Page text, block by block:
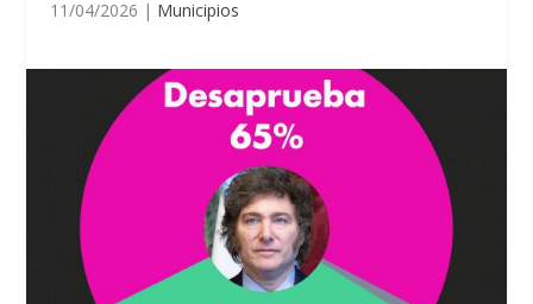
11/04/2026 | Municipios